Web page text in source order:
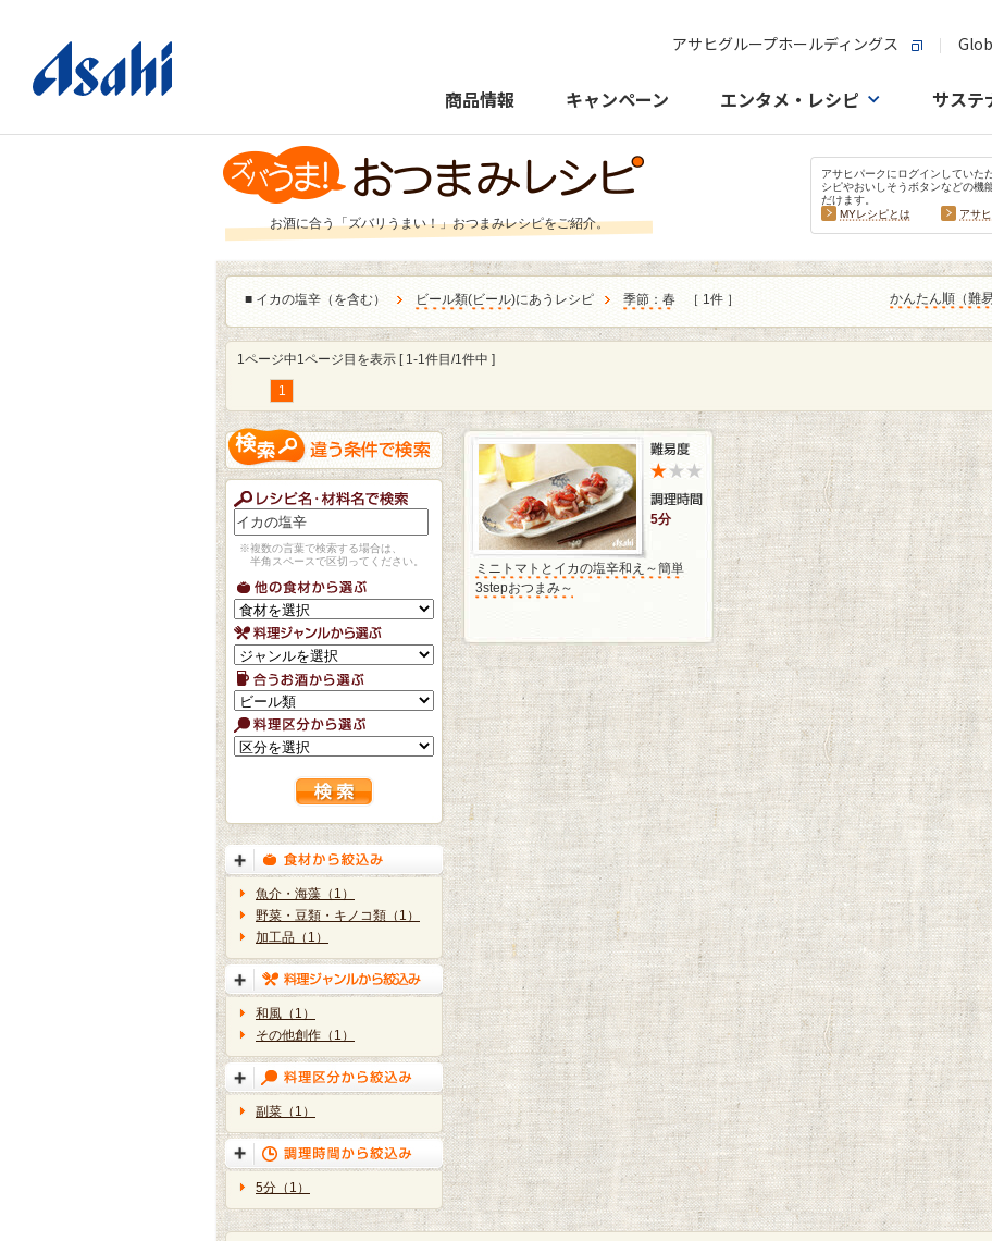
アサヒグループホールディングス
商品情報 キャンペーン エンタメ・レシピ サステ
お酒に合う「ズバリうまい！」おつまみレシピをご紹介。
アサヒパークにログインしていた
シピやおいしそうボタンなどの機
だけます。
MYレシピとは
アサ
■ イカの塩辛（を含む） ビール類(ビール)にあうレシピ 季節：春 ［ 1件 ］ かんたん順（難易
1ページ中1ページ目を表示 [ 1-1件目/1件中 ]
1
※複数の言葉で検索する場合は、
半角スペースで区切ってください。
魚介・海藻（1）
野菜・豆類・キノコ類（1）
加工品（1）
和風（1）
その他創作（1）
副菜（1）
5分（1）
5分
ミニトマトとイカの塩辛和え～簡単
3stepおつまみ～